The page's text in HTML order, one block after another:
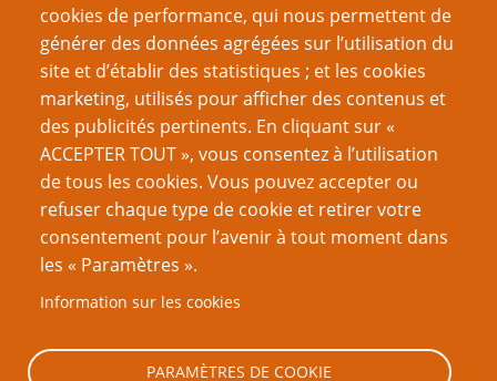
cookies de performance, qui nous permettent de
générer des données agrégées sur l’utilisation du
site et d’établir des statistiques ; et les cookies
marketing, utilisés pour afficher des contenus et
des publicités pertinents. En cliquant sur «
ACCEPTER TOUT », vous consentez à l’utilisation
de tous les cookies. Vous pouvez accepter ou
refuser chaque type de cookie et retirer votre
consentement pour l’avenir à tout moment dans
les « Paramètres ».
Information sur les cookies
PARAMÈTRES DE COOKIE
Nom d'utilisateur
Mot de passe
Réinitialiser votre mot de passe